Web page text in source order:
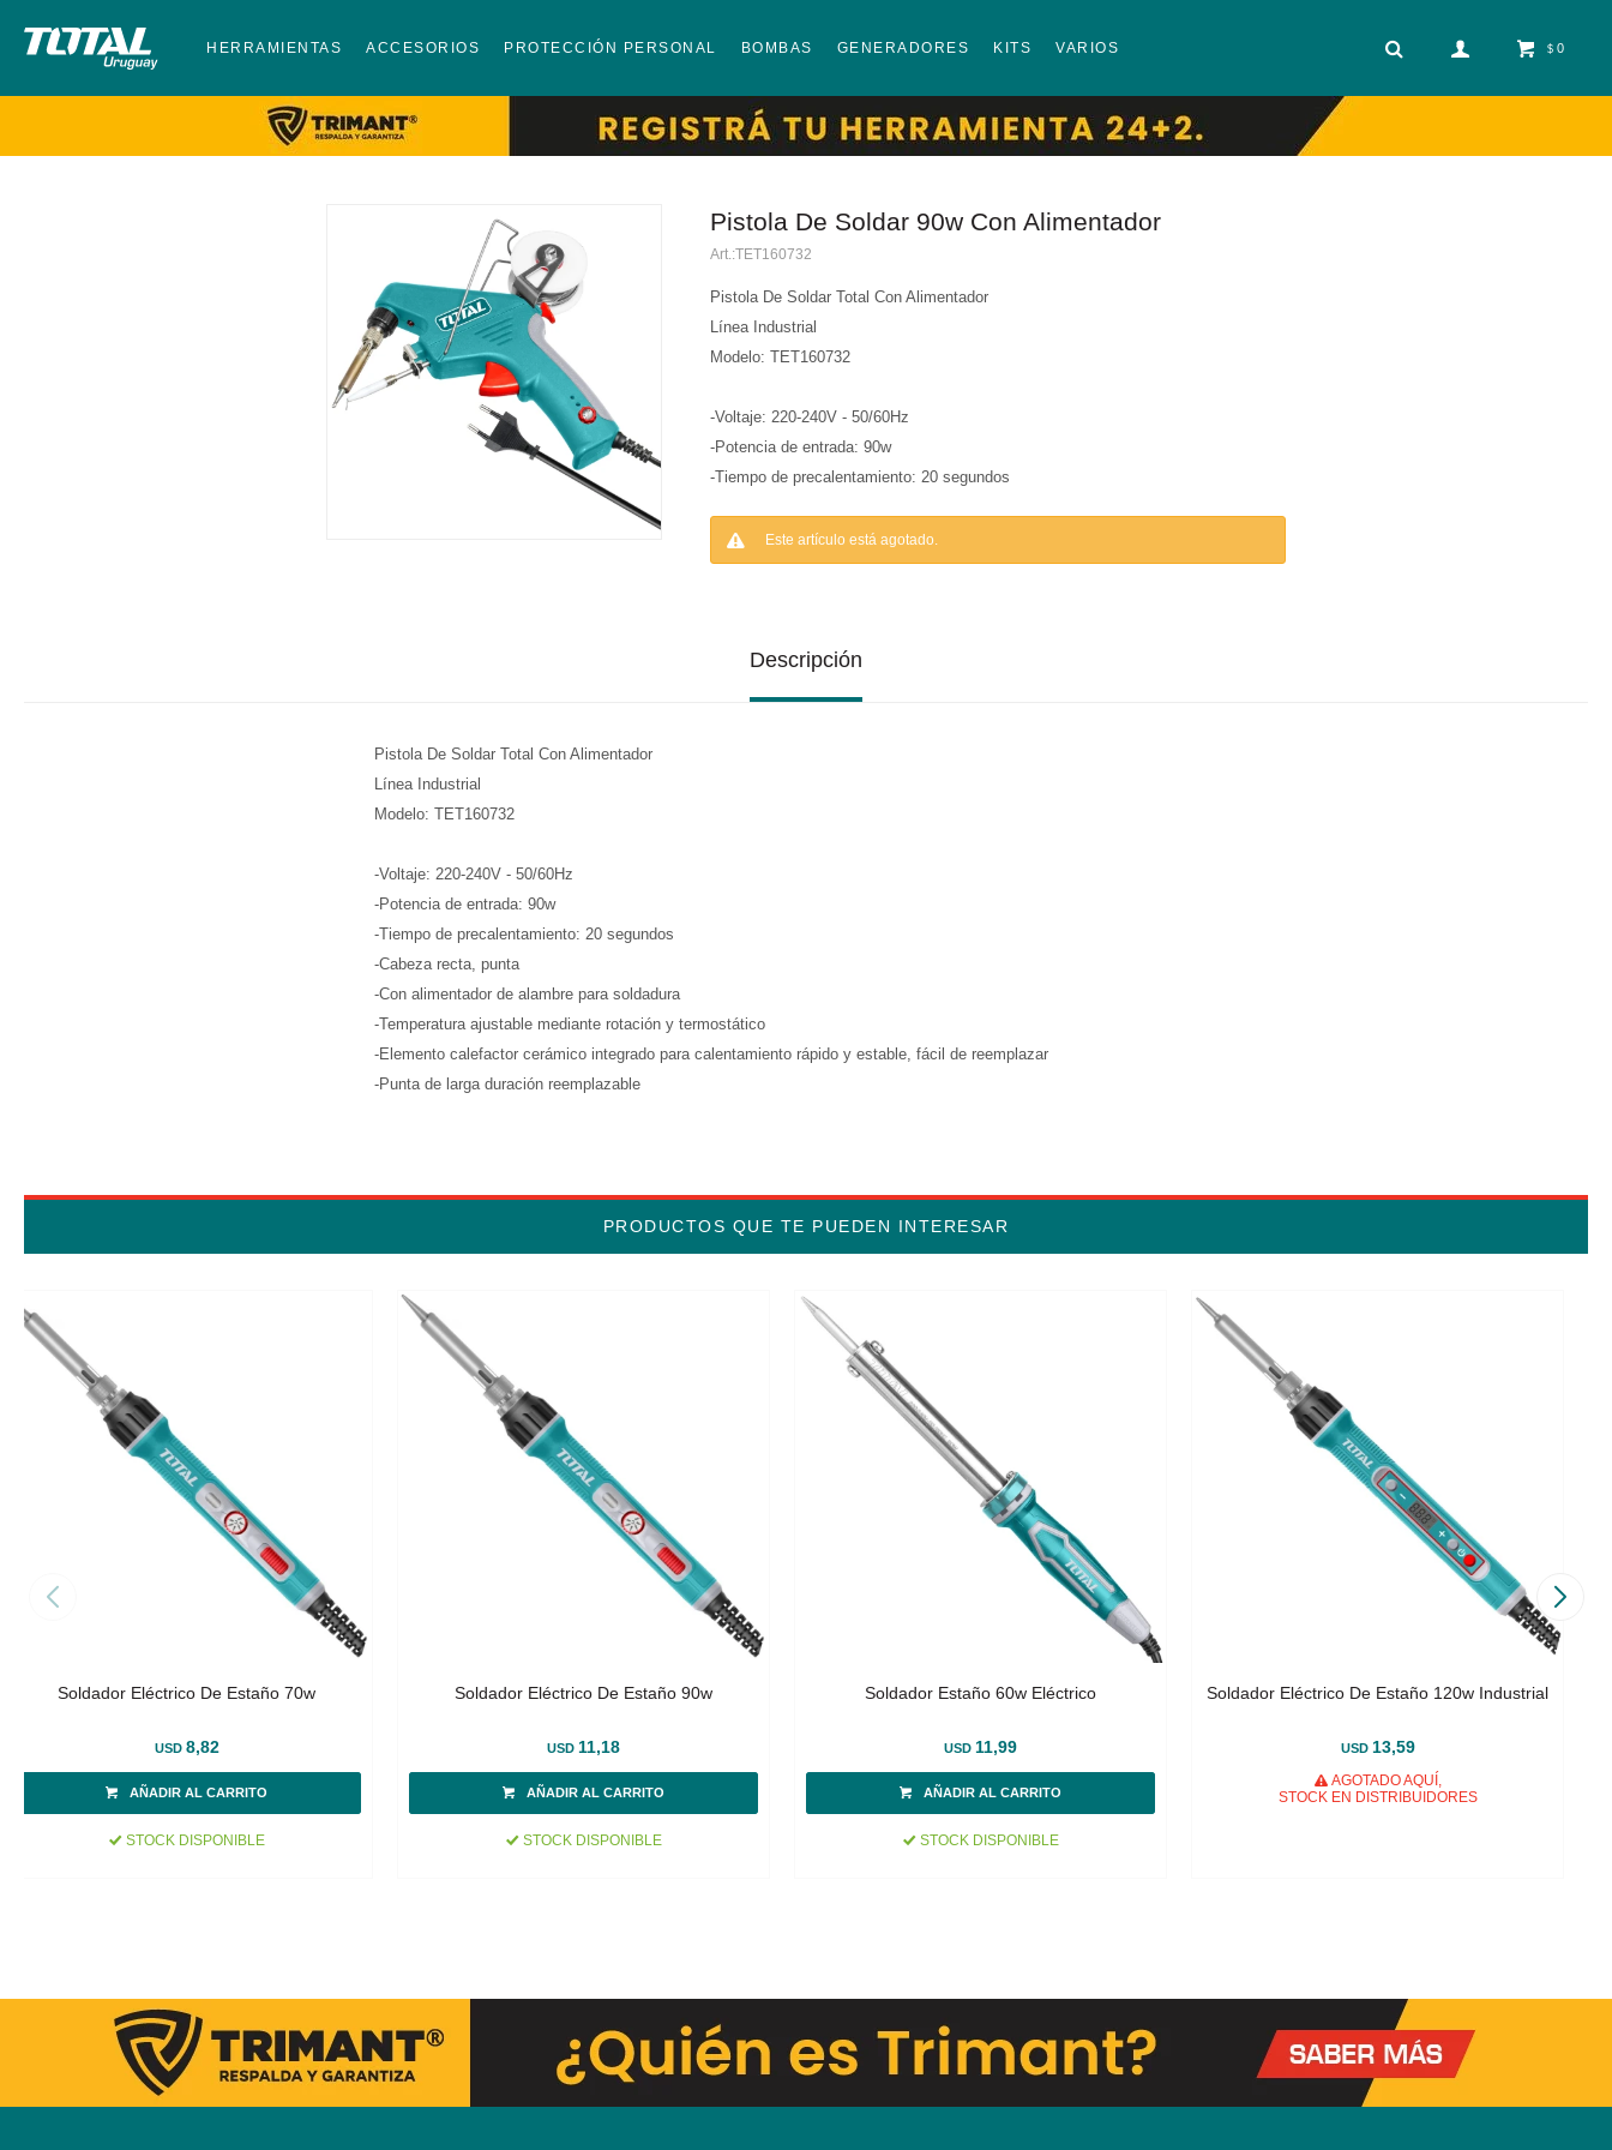
HERRAMIENTAS ACCESORIOS PROTECCIÓN PERSONAL BOMBAS GENERADORES KITS VARIOS $ 0
Pistola De Soldar 90w Con Alimentador
TET160732
Pistola De Soldar Total Con Alimentador
Línea Industrial
Modelo: TET160732
-Voltaje: 220-240V - 50/60Hz
-Potencia de entrada: 90w
-Tiempo de precalentamiento: 20 segundos
Este artículo está agotado.
Descripción
Pistola De Soldar Total Con Alimentador
Línea Industrial
Modelo: TET160732
-Voltaje: 220-240V - 50/60Hz
-Potencia de entrada: 90w
-Tiempo de precalentamiento: 20 segundos
-Cabeza recta, punta
-Con alimentador de alambre para soldadura
-Temperatura ajustable mediante rotación y termostático
-Elemento calefactor cerámico integrado para calentamiento rápido y estable, fácil de reemplazar
-Punta de larga duración reemplazable
PRODUCTOS QUE TE PUEDEN INTERESAR
Soldador Eléctrico De Estaño 70w
USD 8,82
STOCK DISPONIBLE
Soldador Eléctrico De Estaño 90w
USD 11,18
STOCK DISPONIBLE
Soldador Estaño 60w Eléctrico
USD 11,99
STOCK DISPONIBLE
Soldador Eléctrico De Estaño 120w Industrial
USD 13,59
AGOTADO AQUÍ,
STOCK EN DISTRIBUIDORES